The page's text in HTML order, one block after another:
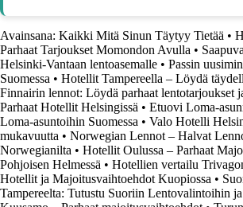
Avainsana: Kaikki Mitä Sinun Täytyy Tietää •
Parhaat Tarjoukset Momondon Avulla •
Helsinki-Vantaan lentoasemalle • Passin
Suomessa • Hotellit Tampereella – Löydä
Finnairin lennot: Löydä parhaat lentotarjoukset
Parhaat Hotellit Helsingissä • Etuovi Loma-
Loma-asuntoihin Suomessa • Valo Hotelli
mukavuutta • Norwegian Lennot – Halvat
Norwegianilta • Hotellit Oulussa – Parhaat
Pohjoisen Helmessä • Hotellien vertailu
Hotellit ja Majoitusvaihtoehdot Kuopiossa •
Tampereelta: Tutustu Suoriin Lentovalintoihin